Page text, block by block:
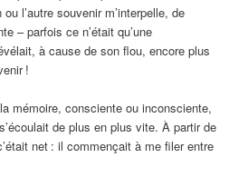
l’autre souvenir m’interpelle, de
– parfois ce n’était qu’une
à cause de son flou, encore plus
!
mémoire, consciente ou inconsciente,
de plus en plus vite. À partir de
net : il commençait à me filer entre